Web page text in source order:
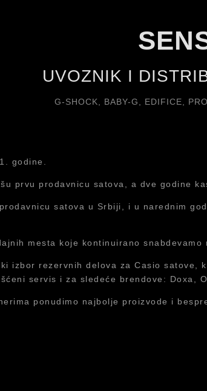
UVOZNIK I
G-SHOCK, BABY-G, EDIFICE,
godine.
prvu prodavnicu satova, a dve godine
satova u Srbiji, i u narednim
mesta koje kontinuirano snabdevamo
izbor rezervnih delova za Casio
servis i za sledeće brendove: Doxa,
ponudimo najbolje proizvode i